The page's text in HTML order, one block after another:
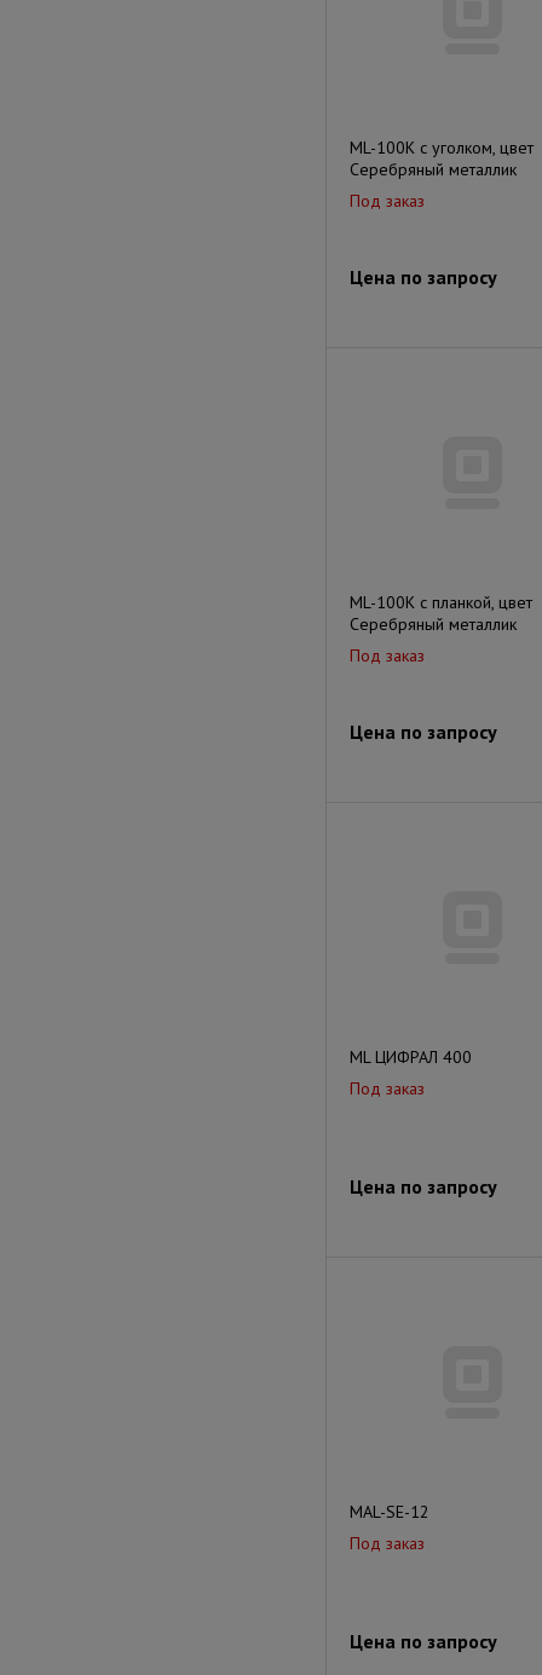
ML-100K с уголком, цвет
Серебряный металлик
Под заказ
Цена по запросу
ML-100K с планкой, цвет
Серебряный металлик
Под заказ
Цена по запросу
ML ЦИФРАЛ 400
Под заказ
Цена по запросу
MAL-SE-12
Под заказ
Цена по запросу